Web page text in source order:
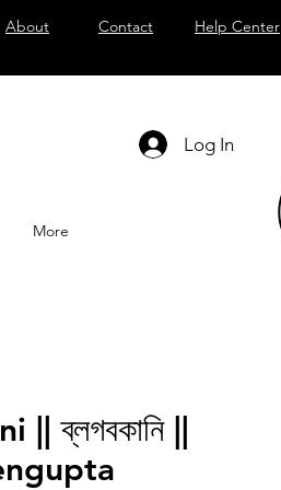
About Contact Help Center
Log In
More
ব্লগবকানি ||